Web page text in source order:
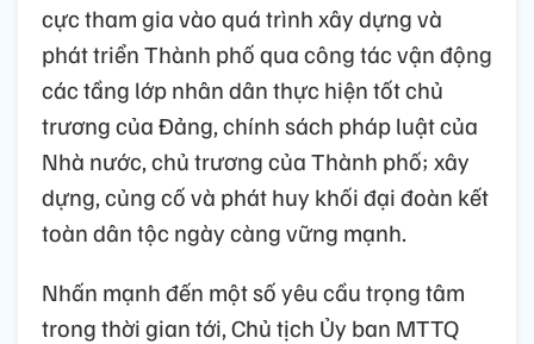
cực tham gia vào quá trình xây dựng và
phát triển Thành phố qua công tác vận động
các tầng lớp nhân dân thực hiện tốt chủ
trương của Đảng, chính sách pháp luật của
Nhà nước, chủ trương của Thành phố; xây
dựng, củng cố và phát huy khối đại đoàn kết
toàn dân tộc ngày càng vững mạnh.
Nhấn mạnh đến một số yêu cầu trọng tâm
trong thời gian tới, Chủ tịch Ủy ban MTTQ